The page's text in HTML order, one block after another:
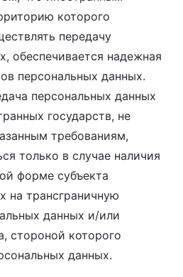
которого
передачу
обеспечивается надежная
персональных данных.
персональных данных
государств, не
требованиям,
только в случае наличия
форме субъекта
на трансграничную
данных и/или
стороной которого
данных.